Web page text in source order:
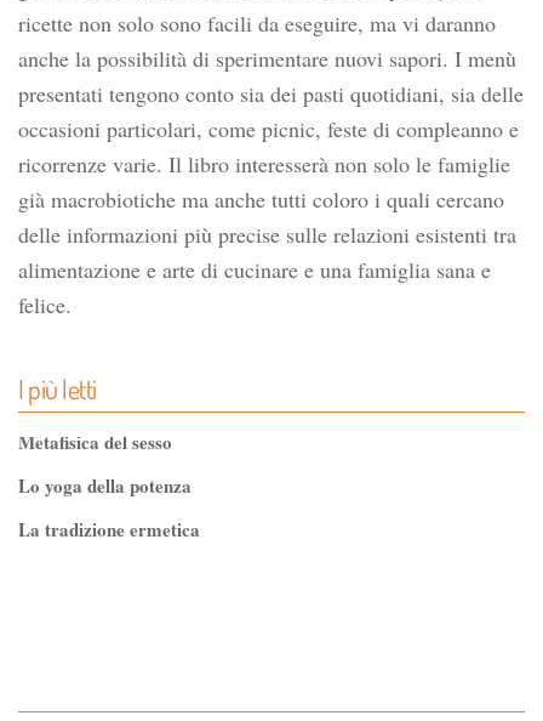
ricette non solo sono facili da eseguire, ma vi daranno
anche la possibilità di sperimentare nuovi sapori. I menù
presentati tengono conto sia dei pasti quotidiani, sia delle
occasioni particolari, come picnic, feste di compleanno e
ricorrenze varie. Il libro interesserà non solo le famiglie
già macrobiotiche ma anche tutti coloro i quali cercano
delle informazioni più precise sulle relazioni esistenti tra
alimentazione e arte di cucinare e una famiglia sana e
felice.
I più letti
Metafisica del sesso
Lo yoga della potenza
La tradizione ermetica